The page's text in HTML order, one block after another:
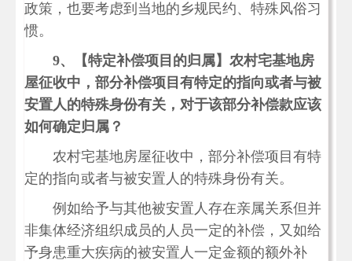
政策，也要考虑到当地的乡规民约、特殊风俗习
惯。
9、
【特定补偿项目的归属】农村宅基地房
屋征收中，部分补偿项目有特定的指向或者与被
安置人的特殊身份有关，对于该部分补偿款应该
如何确定归属？
农村宅基地房屋征收中，部分补偿项目有特
定的指向或者与被安置人的特殊身份有关。
例如给予与其他被安置人存在亲属关系但并
非集体经济组织成员的人员一定的补偿，又如给
予身患重大疾病的被安置人一定金额的额外补